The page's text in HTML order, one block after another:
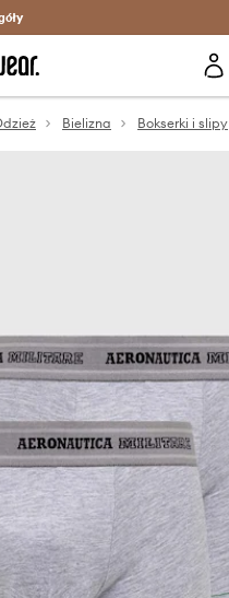
Oszczędzaj z Answear Club >
Bielizna Bokserki i slipy